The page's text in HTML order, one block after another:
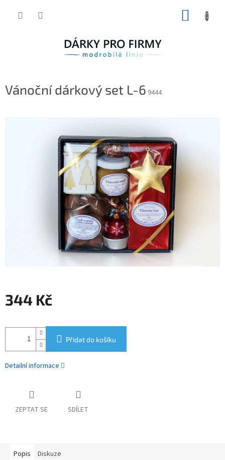
Vánoční dárkový set L-6 9444
344 Kč
cena:
Přidat do košíku
Detailní informace
ZEPTAT SE SDÍLET
Popis Diskuze